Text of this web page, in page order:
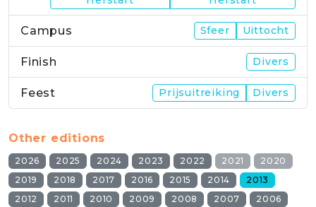
Campus Sfeer Uittocht
Finish Divers
Feest Prijsuitreiking Divers
Other editions
2026 2025 2024 2023 2022 2021
2020
2019
2018 2017 2016 2015 2014
2013
2012
2011 2010 2009 2008 2007 2006